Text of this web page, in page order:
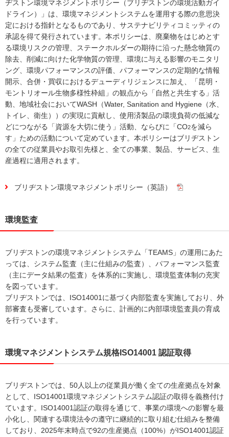
ヂストン環境マネジメントポリシー（ブリヂストンの環境活動ガイ
ドライン）」は、環境マネジメントシステムを運用する際の意思決
定における指針となるものであり、サステナビリティコミッティの
承認を得て発行されています。本ポリシーは、廃棄物をはじめとす
る環境リスクの管理、ステークホルダーの期待に沿った懸念物質の
除去、削減に向けた化学物質の管理、環境に与える影響のモニタリ
ング、環境パフォーマンスの評価、パフォーマンスの定期的な情報
開示、合併・買収におけるデューディリジェンスに加え、「昆明・
モントリオール生物多様性枠組」の観点から「自然と共生する」活
動、地域社会においてWASH（Water, Sanitation and Hygiene（水、
トイレ、衛生））の実現に貢献し、使用済製品の環境負荷の低減な
どにつながる「資源を大切に使う」活動、ならびに「CO2を減ら
す」ための活動について定めています。本ポリシーはブリヂストン
の全ての従業員やお取引先様と、全ての事業、製品、サービス、生
産過程に適用されます。
ブリヂストン環境マネジメントポリシー（英語）
環境監査
ブリヂストンの環境マネジメントシステム「TEAMS」の運用にあた
っては、システム監査（主に仕組みの監査）、パフォーマンス監査
（主にデータ結果の監査）を体系的に実施し、環境監査体制の充実
を図っています。
ブリヂストンでは、ISO14001に基づく内部監査を実施しており、外
部審査も受審しています。さらに、計画的に内部環境監査員の育成
を行っています。
環境マネジメントシステム規格ISO14001 認証取得
ブリヂストンでは、50人以上の従業員が働く全ての生産拠点を対象
として、ISO14001環境マネジメントシステム認証の取得を義務付け
ています。ISO14001認証の取得を通じて、事業の環境への影響を最
小化し、関連する環境法令の遵守に継続的に取り組む仕組みを整備
しており、2025年末時点で92の生産拠点（100%）がISO14001認証